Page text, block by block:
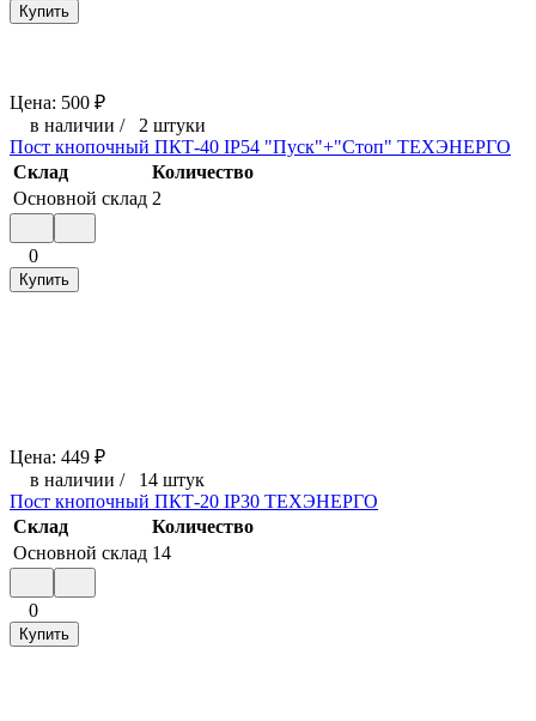
Купить
Цена: 500 ₽
в наличии / 2 штуки
Пост кнопочный ПКТ-40 IP54 "Пуск"+"Стоп" ТЕХЭНЕРГО
Склад
Количество
Основной склад 2
0
Купить
Цена: 449 ₽
в наличии / 14 штук
Пост кнопочный ПКТ-20 IP30 ТЕХЭНЕРГО
Склад
Количество
Основной склад 14
0
Купить